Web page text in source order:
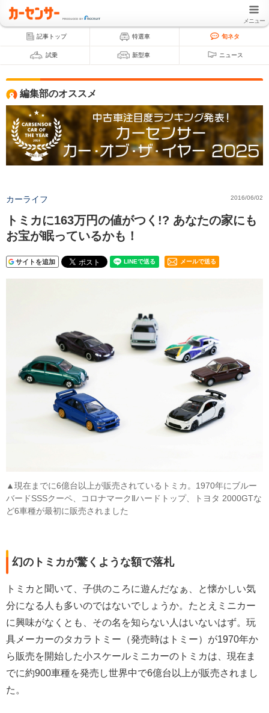
メニュー
記事トップ 特選車 旬ネタ
試乗 新型車 ニュース
編集部のオススメ
カーライフ 2016/06/02
トミカに163万円の値がつく!? あなたの家にも
お宝が眠っているかも！
サイトを追加 メールで送る
▲現在までに6億台以上が販売されているトミカ。1970年にブルー
バードSSSクーペ、コロナマークⅡハードトップ、トヨタ 2000GTな
ど6車種が最初に販売されました
幻のトミカが驚くような額で落札
トミカと聞いて、子供のころに遊んだなぁ、と懐かしい気
分になる人も多いのではないでしょうか。たとえミニカー
に興味がなくとも、その名を知らない人はいないはず。玩
具メーカーのタカラトミー（発売時はトミー）が1970年か
ら販売を開始した小スケールミニカーのトミカは、現在ま
でに約900車種を発売し世界中で6億台以上が販売されまし
た。